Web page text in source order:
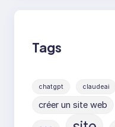
Tags
chatgpt claudeai
créer un site web